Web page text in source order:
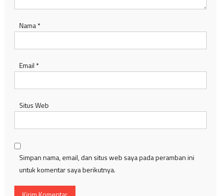
Nama*
Email *
Situs Web
Simpan nama, email, dan situs web saya pada peramban ini
untuk komentar saya berikutnya.